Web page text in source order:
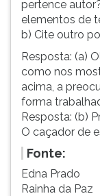
pertence
elementos de
b) Cite outro
Resposta: (a)
como nos
acima, a
forma
Resposta: (b)
O caçador de
Fonte:
Edna Prado
Rainha da Paz